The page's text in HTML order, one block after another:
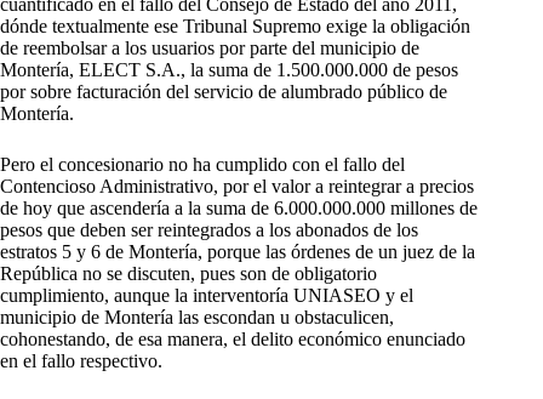
dónde textualmente ese Tribunal Supremo exige la obligación
de reembolsar a los usuarios por parte del municipio de
Montería, ELECT S.A., la suma de 1.500.000.000 de pesos
por sobre facturación del servicio de alumbrado público de
Montería.
Pero el concesionario no ha cumplido con el fallo del
Contencioso Administrativo, por el valor a reintegrar a precios
de hoy que ascendería a la suma de 6.000.000.000 millones de
pesos que deben ser reintegrados a los abonados de los
estratos 5 y 6 de Montería, porque las órdenes de un juez de la
República no se discuten, pues son de obligatorio
cumplimiento, aunque la interventoría UNIASEO y el
municipio de Montería las escondan u obstaculicen,
cohonestando, de esa manera, el delito económico enunciado
en el fallo respectivo.